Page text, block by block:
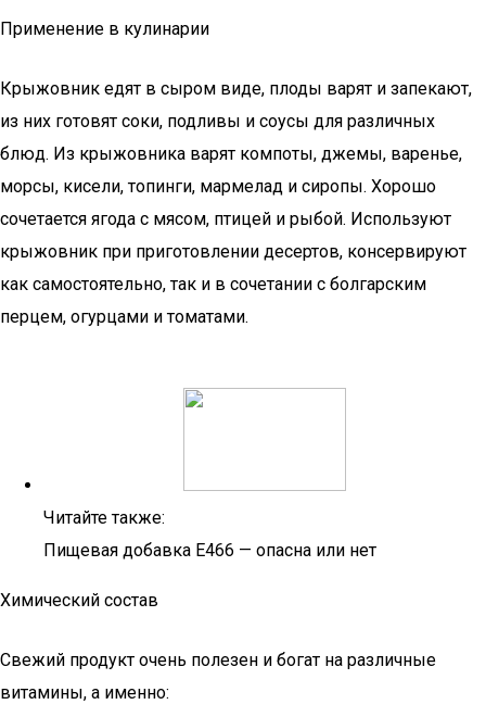
Применение в кулинарии
Крыжовник едят в сыром виде, плоды варят и запекают,
из них готовят соки, подливы и соусы для различных
блюд. Из крыжовника варят компоты, джемы, варенье,
морсы, кисели, топинги, мармелад и сиропы. Хорошо
сочетается ягода с мясом, птицей и рыбой. Используют
крыжовник при приготовлении десертов, консервируют
как самостоятельно, так и в сочетании с болгарским
перцем, огурцами и томатами.
Читайте также:
Пищевая добавка Е466 — опасна или нет
Химический состав
Свежий продукт очень полезен и богат на различные
витамины, а именно: